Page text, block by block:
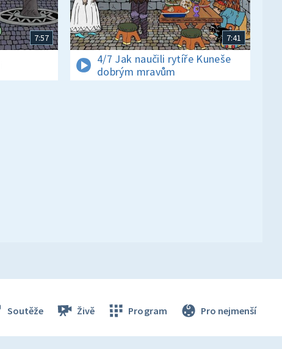
7:57 7:41
4/7 Jak naučili rytíře Kuneše
dobrým mravům
Soutěže Živě Program Pro nejmenší